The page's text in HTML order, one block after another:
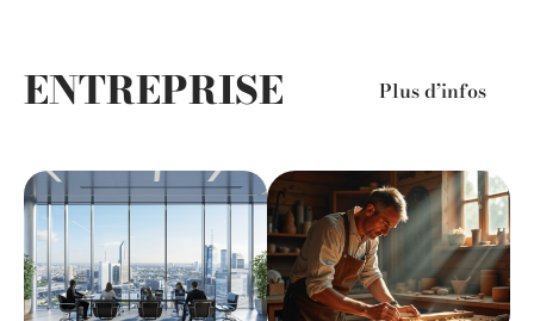
ENTREPRISE Plus d’infos